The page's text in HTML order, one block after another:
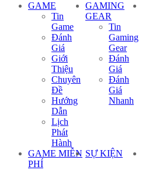
GAME
Tin
Game
Đánh
Giá
Giới
Thiệu
Chuyên
Đề
Hướng
Dẫn
Lịch
Phát
Hành
GAMING
GEAR
Tin
Gaming
Gear
Đánh
Giá
Đánh
Giá
Nhanh
GAME MIỄN
PHÍ
SỰ KIỆN